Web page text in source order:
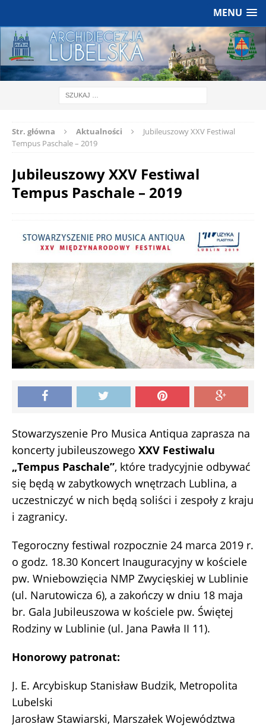
MENU
Str. główna Aktualności
Jubileuszowy XXV Festiwal
Tempus Paschale – 2019
Jubileuszowy XXV Festiwal
Tempus Paschale – 2019
Stowarzyszenie Pro Musica Antiqua zaprasza na
koncerty jubileuszowego XXV Festiwalu
„Tempus Paschale”, które tradycyjnie odbywać
się będą w zabytkowych wnętrzach Lublina, a
uczestniczyć w nich będą soliści i zespoły z kraju
i zagranicy.
Tegoroczny festiwal rozpocznie 24 marca 2019 r.
o godz. 18.30 Koncert Inauguracyjny w kościele
pw. Wniebowzięcia NMP Zwycięskiej w Lublinie
(ul. Narutowicza 6), a zakończy w dniu 18 maja
br. Gala Jubileuszowa w kościele pw. Świętej
Rodziny w Lublinie (ul. Jana Pawła II 11).
Honorowy patronat:
J. E. Arcybiskup Stanisław Budzik, Metropolita
Lubelski
Jarosław Stawiarski, Marszałek Województwa